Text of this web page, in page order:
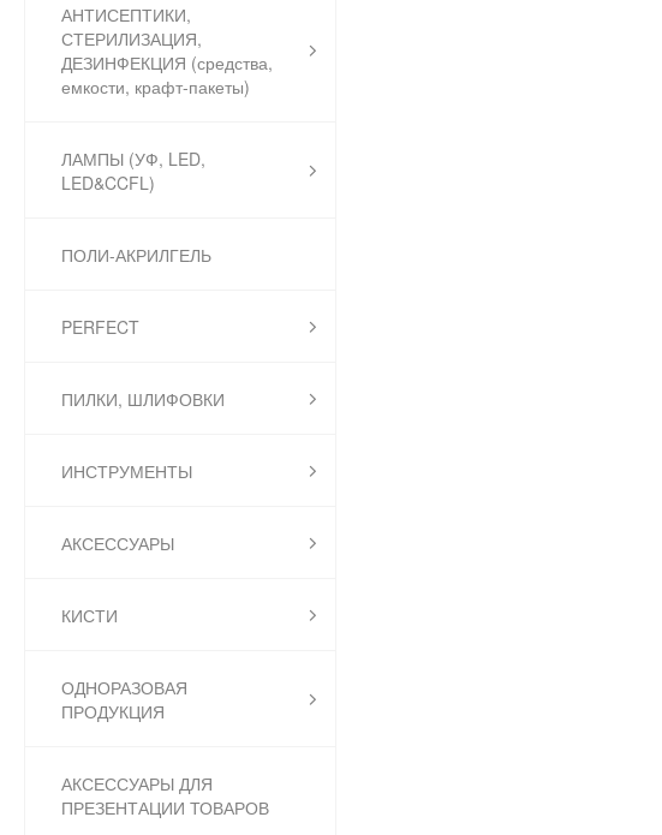
АНТИСЕПТИКИ,
СТЕРИЛИЗАЦИЯ,
ДЕЗИНФЕКЦИЯ (средства,
емкости, крафт-пакеты)
ЛАМПЫ (УФ, LED,
LED&CCFL)
ПОЛИ-АКРИЛГЕЛЬ
PERFECT
ПИЛКИ, ШЛИФОВКИ
ИНСТРУМЕНТЫ
АКСЕССУАРЫ
КИСТИ
ОДНОРАЗОВАЯ
ПРОДУКЦИЯ
АКСЕССУАРЫ ДЛЯ
ПРЕЗЕНТАЦИИ ТОВАРОВ